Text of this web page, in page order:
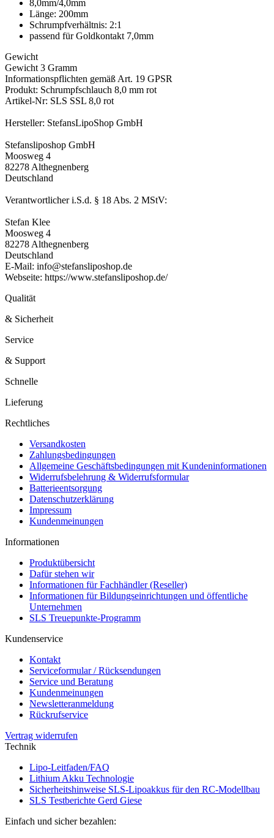
8,0mm/4,0mm
Länge: 200mm
Schrumpfverhältnis: 2:1
passend für Goldkontakt 7,0mm
Gewicht
Gewicht 3 Gramm
Informationspflichten gemäß Art. 19 GPSR
Produkt: Schrumpfschlauch 8,0 mm rot
Artikel-Nr: SLS SSL 8,0 rot
Hersteller: StefansLipoShop GmbH
Stefansliposhop GmbH
Moosweg 4
82278 Althegnenberg
Deutschland
Verantwortlicher i.S.d. § 18 Abs. 2 MStV:
Stefan Klee
Moosweg 4
82278 Althegnenberg
Deutschland
E-Mail: info@stefansliposhop.de
Webseite: https://www.stefansliposhop.de/
Qualität
& Sicherheit
Service
& Support
Schnelle
Lieferung
Rechtliches
Versandkosten
Zahlungsbedingungen
Allgemeine Geschäftsbedingungen mit Kundeninformationen
Widerrufsbelehrung & Widerrufsformular
Batterieentsorgung
Datenschutzerklärung
Impressum
Kundenmeinungen
Informationen
Produktübersicht
Dafür stehen wir
Informationen für Fachhändler (Reseller)
Informationen für Bildungseinrichtungen und öffentliche
Unternehmen
SLS Treuepunkte-Programm
Kundenservice
Kontakt
Serviceformular / Rücksendungen
Service und Beratung
Kundenmeinungen
Newsletteranmeldung
Rückrufservice
Vertrag widerrufen
Technik
Lipo-Leitfaden/FAQ
Lithium Akku Technologie
Sicherheitshinweise SLS-Lipoakkus für den RC-Modellbau
SLS Testberichte Gerd Giese
Einfach und sicher bezahlen: